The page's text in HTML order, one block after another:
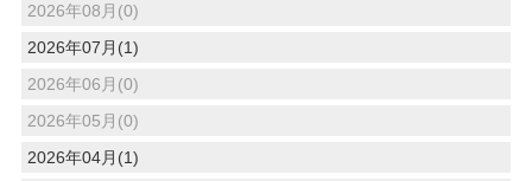
2026年08月(0)
2026年07月(1)
2026年06月(0)
2026年05月(0)
2026年04月(1)